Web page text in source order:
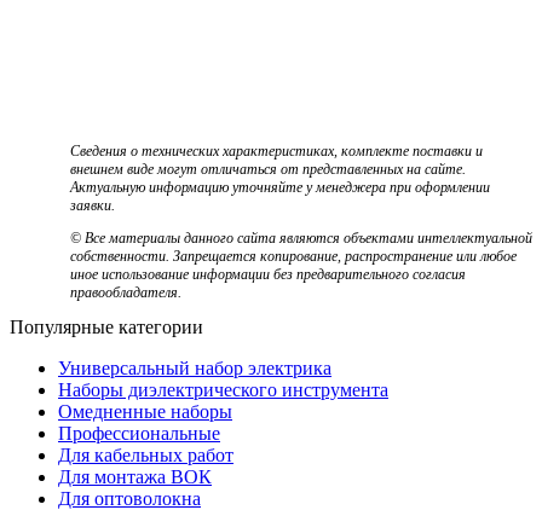
Сведения о технических характеристиках, комплекте поставки и
внешнем виде могут отличаться от представленных на сайте.
Актуальную информацию уточняйте у менеджера при оформлении
заявки.
© Все материалы данного сайта являются объектами интеллектуальной
собственности. Запрещается копирование, распространение или любое
иное использование информации без предварительного согласия
правообладателя.
Популярные категории
Универсальный набор электрика
Наборы диэлектрического инструмента
Омедненные наборы
Профессиональные
Для кабельных работ
Для монтажа ВОК
Для оптоволокна